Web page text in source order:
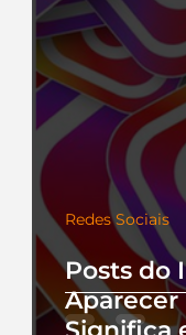
Posts do
Aparecer
Redes Sociais